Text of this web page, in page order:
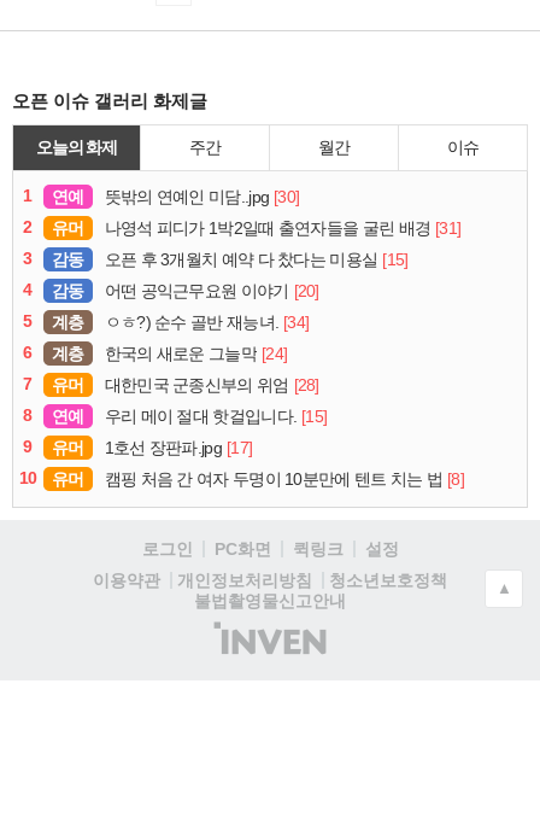
오픈 이슈 갤러리 화제글
오늘의 화제 주간 월간 이슈
1 연예 뜻밖의 연예인 미담..jpg [30]
2
유머 나영석 피디가 1박2일때 출연자들을 굴린 배경 [31]
3
감동 오픈 후 3개월치 예약 다 찼다는 미용실 [15]
4
감동 어떤 공익근무요원 이야기 [20]
5
계층 ㅇㅎ?) 순수 골반 재능녀. [34]
6
계층 한국의 새로운 그늘막 [24]
7
유머 대한민국 군종신부의 위엄 [28]
8
연예 우리 메이 절대 핫걸입니다. [15]
9
유머 1호선 장판파.jpg [17]
10
유머 캠핑 처음 간 여자 두명이 10분만에 텐트 치는 법 [8]
로그인 PC화면 퀵링크
설정
이용약관
개인정보처리방침
청소년보호정책
불법촬영물신고안내
(주)
인
▲